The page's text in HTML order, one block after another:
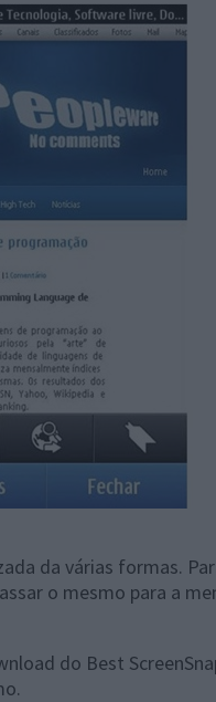
da várias formas.
o mesmo para a
do Best